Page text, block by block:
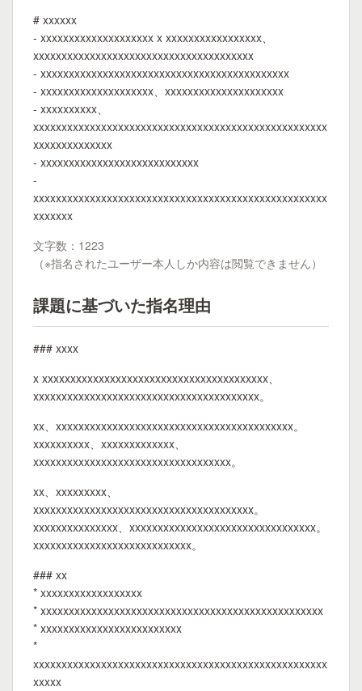
# xxxxxx
- xxxxxxxxxxxxxxxxxxxx x xxxxxxxxxxxxxxxxx、
xxxxxxxxxxxxxxxxxxxxxxxxxxxxxxxxxxxxxxx
- xxxxxxxxxxxxxxxxxxxxxxxxxxxxxxxxxxxxxxxxxxxx
- xxxxxxxxxxxxxxxxxxxx、xxxxxxxxxxxxxxxxxxxxx
- xxxxxxxxxx、
xxxxxxxxxxxxxxxxxxxxxxxxxxxxxxxxxxxxxxxxxxxxxxxxxxxx
xxxxxxxxxxxxxx
- xxxxxxxxxxxxxxxxxxxxxxxxxxxx
-
xxxxxxxxxxxxxxxxxxxxxxxxxxxxxxxxxxxxxxxxxxxxxxxxxxxx
xxxxxxx
文字数：1223
（※指名されたユーザー本人しか内容は閲覧できません）
課題に基づいた指名理由
### xxxx
x xxxxxxxxxxxxxxxxxxxxxxxxxxxxxxxxxxxxxxxx、
xxxxxxxxxxxxxxxxxxxxxxxxxxxxxxxxxxxxxxxx。
xx、xxxxxxxxxxxxxxxxxxxxxxxxxxxxxxxxxxxxxxxxxx。
xxxxxxxxxx、xxxxxxxxxxxxx、
xxxxxxxxxxxxxxxxxxxxxxxxxxxxxxxxxxx。
xx、xxxxxxxxx、
xxxxxxxxxxxxxxxxxxxxxxxxxxxxxxxxxxxxxxx。
xxxxxxxxxxxxxxx、xxxxxxxxxxxxxxxxxxxxxxxxxxxxxxxxx。
xxxxxxxxxxxxxxxxxxxxxxxxxxxx。
### xx
* xxxxxxxxxxxxxxxxxx
* xxxxxxxxxxxxxxxxxxxxxxxxxxxxxxxxxxxxxxxxxxxxxxxxxx
* xxxxxxxxxxxxxxxxxxxxxxxxx
*
xxxxxxxxxxxxxxxxxxxxxxxxxxxxxxxxxxxxxxxxxxxxxxxxxxxx
xxxxx